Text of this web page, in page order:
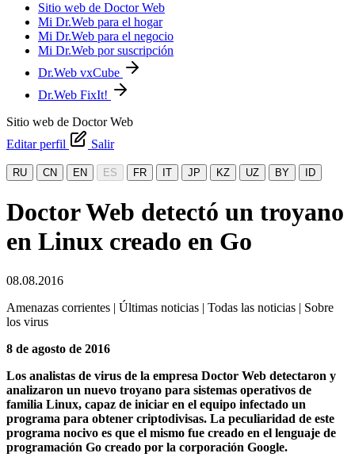
Sitio web de Doctor Web
Mi Dr.Web para el hogar
Mi Dr.Web para el negocio
Mi Dr.Web por suscripción
Dr.Web vxCube
Dr.Web FixIt!
Sitio web de Doctor Web
Editar perfil
Salir
RU CN EN ES FR IT JP KZ UZ BY ID
Doctor Web detectó un troyano
en Linux creado en Go
08.08.2016
Amenazas corrientes | Últimas noticias | Todas las noticias | Sobre
los virus
8 de agosto de 2016
Los analistas de virus de la empresa Doctor Web detectaron y
analizaron un nuevo troyano para sistemas operativos de
familia Linux, capaz de iniciar en el equipo infectado un
programa para obtener criptodivisas. La peculiaridad de este
programa nocivo es que el mismo fue creado en el lenguaje de
programación Go creado por la corporación Google.